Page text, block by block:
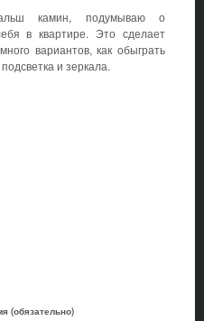
камин, подумываю о
в квартире. Это сделает
вариантов, как обыграть
и зеркала.
(обязательно)